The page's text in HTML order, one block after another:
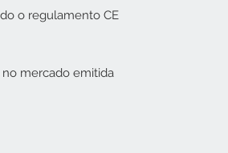
o regulamento CE
mercado emitida